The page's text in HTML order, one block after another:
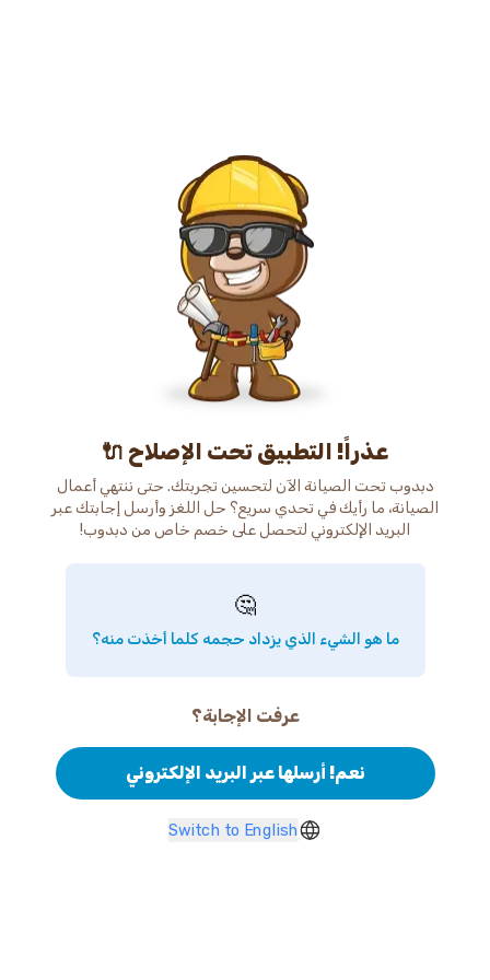
عذراً! التطبيق تحت الإصلاح 🔌
دبدوب تحت الصيانة الآن لتحسين تجربتك. حتى ننتهي أعمال
الصيانة، ما رأيك في تحدي سريع؟ حل اللغز وأرسل إجابتك عبر
البريد الإلكتروني لتحصل على خصم خاص من دبدوب!
🤔
ما هو الشيء الذي يزداد حجمه كلما أخذت منه؟
عرفت الإجابة؟
نعم! أرسلها عبر البريد الإلكتروني
Switch to English